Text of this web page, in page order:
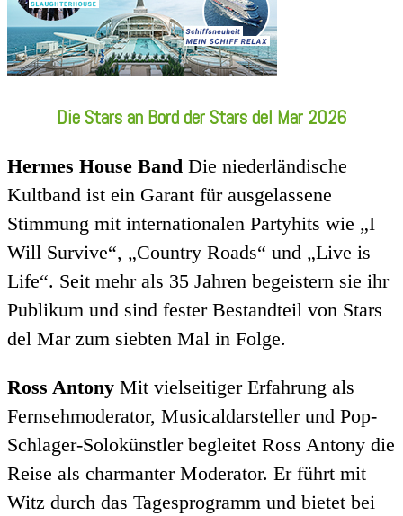
Die Stars an Bord der Stars del Mar 2026
Hermes House Band Die niederländische
Kultband ist ein Garant für ausgelassene
Stimmung mit internationalen Partyhits wie „I
Will Survive“, „Country Roads“ und „Live is
Life“. Seit mehr als 35 Jahren begeistern sie ihr
Publikum und sind fester Bestandteil von Stars
del Mar zum siebten Mal in Folge.
Ross Antony Mit vielseitiger Erfahrung als
Fernsehmoderator, Musicaldarsteller und Pop-
Schlager-Solokünstler begleitet Ross Antony die
Reise als charmanter Moderator. Er führt mit
Witz durch das Tagesprogramm und bietet bei